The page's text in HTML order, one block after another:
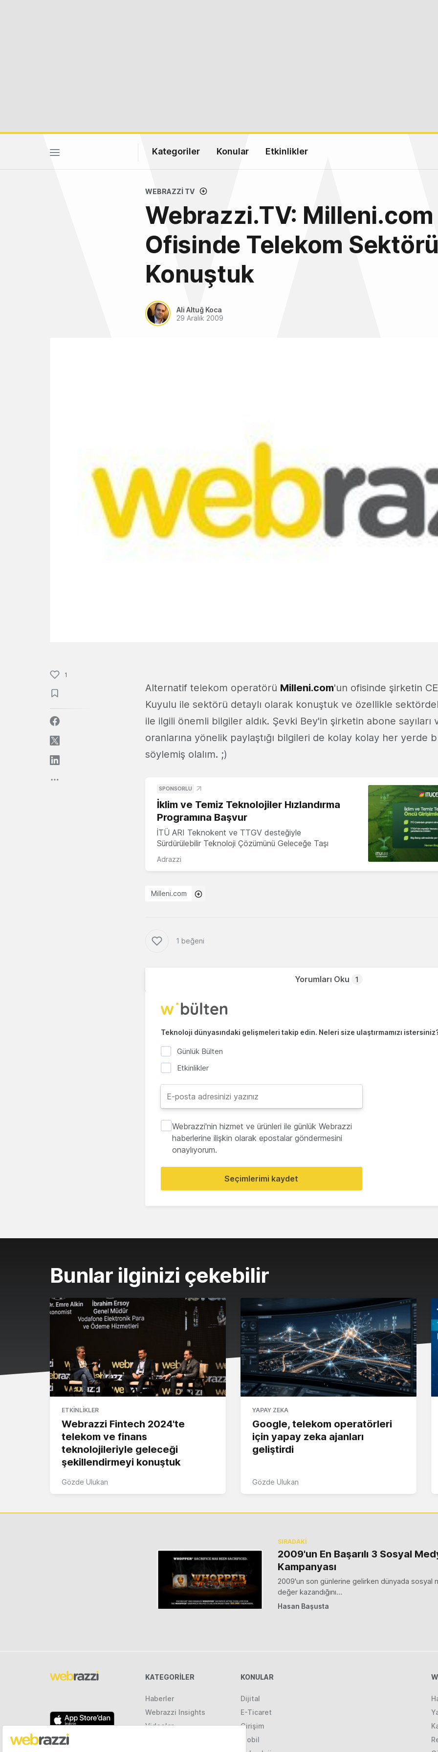
Kategoriler Konular Etkinlikler
WEBRAZZI TV
Webrazzi.TV: Milleni.com
Ofisinde Telekom
Konuştuk
Ali Altuğ Koca
29 Aralık 2009
1
Alternatif telekom operatörü Milleni.com'un ofisinde şirketin
Kuyulu ile sektörü detaylı olarak konuştuk ve özellikle
ile ilgili önemli bilgiler aldık. Şevki Bey'in şirketin abone sayıları
oranlarına yönelik paylaştığı bilgileri de kolay kolay her yerde
söylemiş olalım. ;)
SPONSORLU
İklim ve Temiz Teknolojiler Hızlandırma
Programına Başvur
İTÜ ARI Teknokent ve TTGV desteğiyle
Sürdürülebilir Teknoloji Çözümünü Geleceğe Taşı
Adrazzi
Milleni.com
1 beğeni
Yorumları Oku 1
Teknoloji dünyasındaki gelişmeleri takip edin. Neleri size ulaştırmamızı
Günlük Bülten
Etkinlikler
Webrazzi'nin hizmet ve ürünleri ile günlük Webrazzi
haberlerine ilişkin olarak epostalar göndermesini
onaylıyorum.
Seçimlerimi kaydet
Bunlar ilginizi çekebilir
ETKINLIKLER
Webrazzi Fintech 2024'te
telekom ve finans
teknolojileriyle geleceği
şekillendirmeyi konuştuk
Gözde Ulukan
YAPAY ZEKA
Google, telekom operatörleri
için yapay zeka ajanları
geliştirdi
Gözde Ulukan
SIRADAKİ
2009'un En Başarılı 3 Sosyal
Kampanyası
2009'un son günlerine gelirken dünyada sosyal
değer kazandığını…
Hasan Başusta
KATEGORILER
Haberler
Webrazzi Insights
Videolar
KONULAR
Dijital
E-Ticaret
Girişim
Mobil